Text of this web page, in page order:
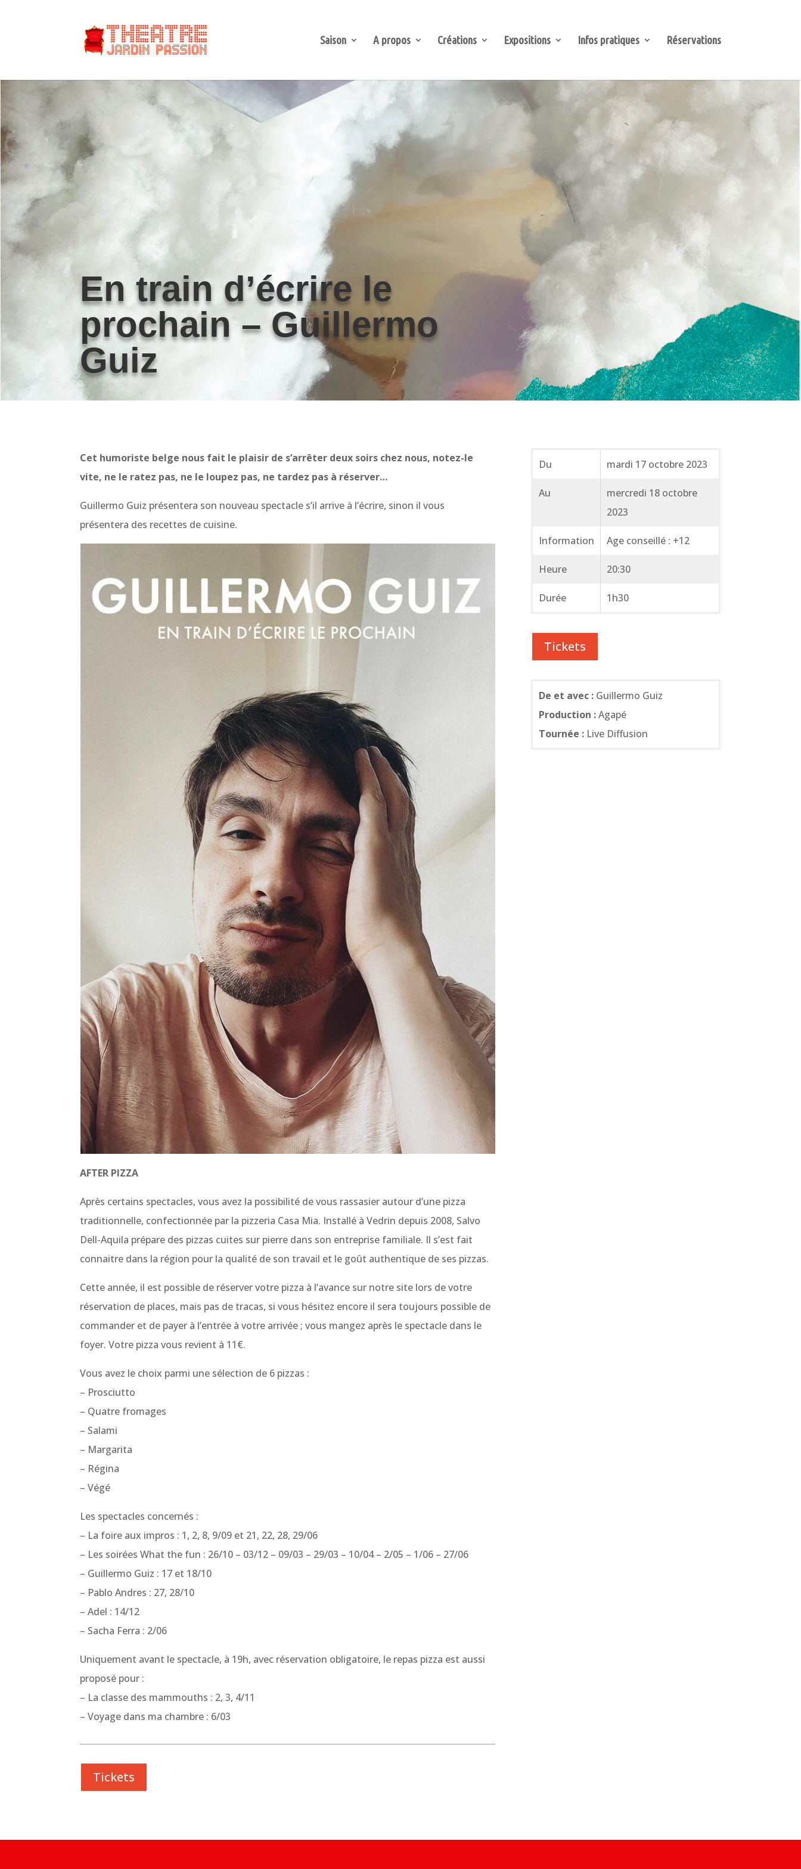
Saison A propos Créations Expositions Infos pratiques Réservations
En train d’écrire le
prochain – Guillermo
Guiz
Cet humoriste belge nous fait le plaisir de s’arrêter deux soirs chez nous, notez-le
vite, ne le ratez pas, ne le loupez pas, ne tardez pas à réserver…
Guillermo Guiz présentera son nouveau spectacle s’il arrive à l’écrire, sinon il vous
présentera des recettes de cuisine.
AFTER PIZZA
Après certains spectacles, vous avez la possibilité de vous rassasier autour d’une pizza
traditionnelle, confectionnée par la pizzeria Casa Mia. Installé à Vedrin depuis 2008, Salvo
Dell-Aquila prépare des pizzas cuites sur pierre dans son entreprise familiale. Il s’est fait
connaitre dans la région pour la qualité de son travail et le goût authentique de ses pizzas.
Cette année, il est possible de réserver votre pizza à l’avance sur notre site lors de votre
réservation de places, mais pas de tracas, si vous hésitez encore il sera toujours possible de
commander et de payer à l’entrée à votre arrivée ; vous mangez après le spectacle dans le
foyer. Votre pizza vous revient à 11€.
Vous avez le choix parmi une sélection de 6 pizzas :
– Prosciutto
– Quatre fromages
– Salami
– Margarita
– Régina
– Végé
Les spectacles concernés :
– La foire aux impros : 1, 2, 8, 9/09 et 21, 22, 28, 29/06
– Les soirées What the fun : 26/10 – 03/12 – 09/03 – 29/03 – 10/04 – 2/05 – 1/06 – 27/06
– Guillermo Guiz : 17 et 18/10
– Pablo Andres : 27, 28/10
– Adel : 14/12
– Sacha Ferra : 2/06
Uniquement avant le spectacle, à 19h, avec réservation obligatoire, le repas pizza est aussi
proposé pour :
– La classe des mammouths : 2, 3, 4/11
– Voyage dans ma chambre : 6/03
Tickets
Du mardi 17 octobre 2023
Au
mercredi 18 octobre
2023
Information Age conseillé : +12
Heure 20:30
Durée 1h30
Tickets
De et avec :Guillermo Guiz
Production :Agapé
Tournée :Live Diffusion